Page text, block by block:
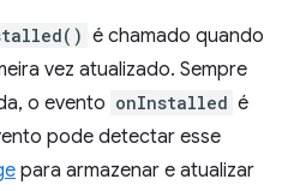
é chamado quando
vez atualizado. Sempre
o evento onInstalled é
pode detectar esse
para armazenar e atualizar